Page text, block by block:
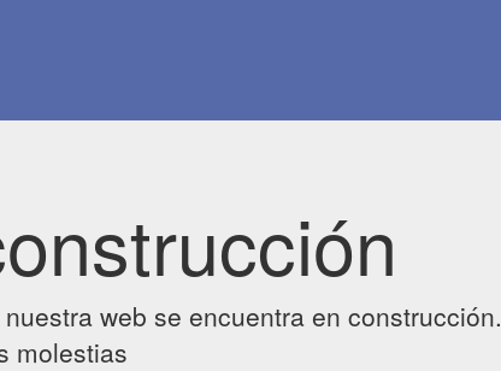
web se encuentra en construcción.
molestias